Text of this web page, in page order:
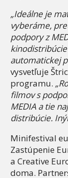
„Ideálne je
vyberáme,
podpory z
automatickej
vysvetľuje
programu.
filmov s
MEDIA a tie
distribúcie.
Minifestival
Zastúpenie
a Creative
doma.